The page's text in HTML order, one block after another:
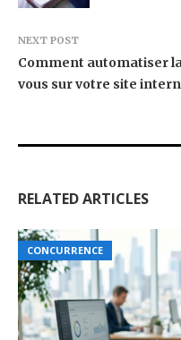
NEXT POST
Comment automatiser
vous sur votre site
RELATED ARTICLES
CONCURRENCE